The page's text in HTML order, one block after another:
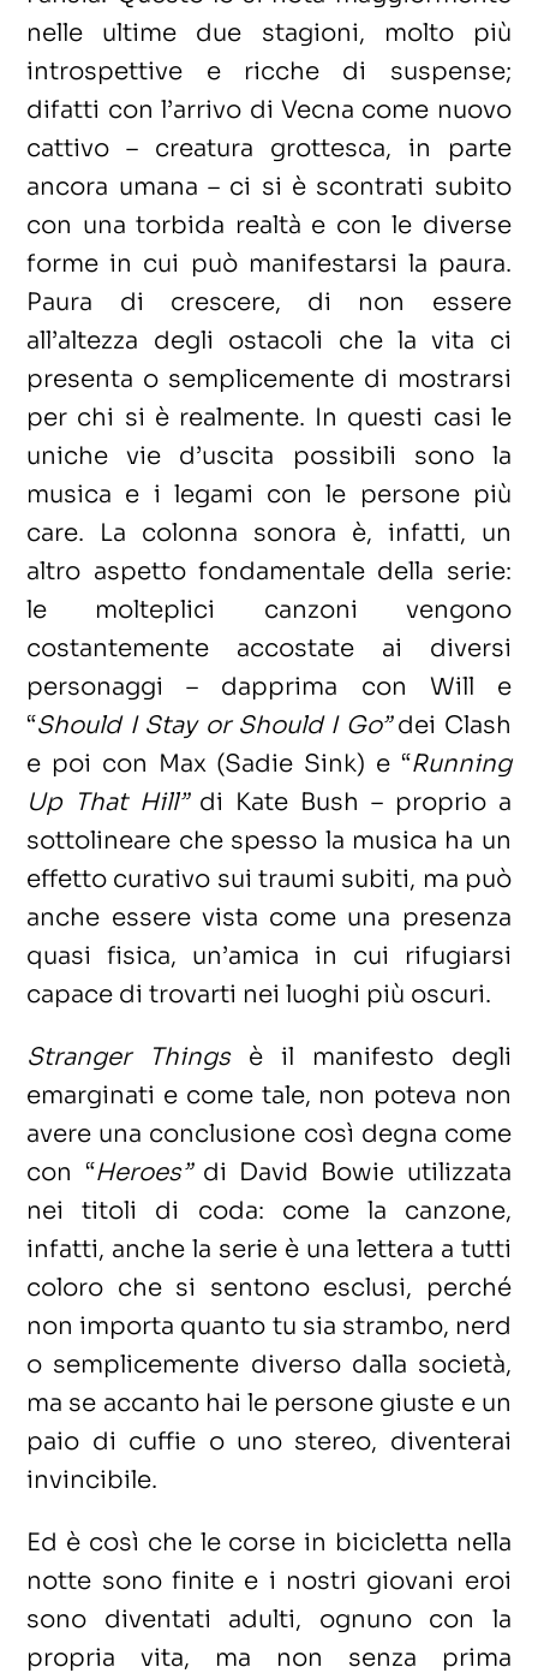
nelle ultime due stagioni, molto più
introspettive e ricche di suspense;
difatti con l’arrivo di Vecna come nuovo
cattivo – creatura grottesca, in parte
ancora umana – ci si è scontrati subito
con una torbida realtà e con le diverse
forme in cui può manifestarsi la paura.
Paura di crescere, di non essere
all’altezza degli ostacoli che la vita ci
presenta o semplicemente di mostrarsi
per chi si è realmente. In questi casi le
uniche vie d’uscita possibili sono la
musica e i legami con le persone più
care. La colonna sonora è, infatti, un
altro aspetto fondamentale della serie:
le molteplici canzoni vengono
costantemente accostate ai diversi
personaggi – dapprima con Will e
“Should I Stay or Should I Go”dei Clash
e poi con Max (Sadie Sink) e “Running
Up That Hill”di Kate Bush – proprio a
sottolineare che spesso la musica ha un
effetto curativo sui traumi subiti, ma può
anche essere vista come una presenza
quasi fisica, un’amica in cui rifugiarsi
capace di trovarti nei luoghi più oscuri.
Stranger Thingsè il manifesto degli
emarginati e come tale, non poteva non
avere una conclusione così degna come
con “Heroes”di David Bowie utilizzata
nei titoli di coda: come la canzone,
infatti, anche la serie è una lettera a tutti
coloro che si sentono esclusi, perché
non importa quanto tu sia strambo, nerd
o semplicemente diverso dalla società,
ma se accanto hai le persone giuste e un
paio di cuffie o uno stereo, diventerai
invincibile.
Ed è così che le corse in bicicletta nella
notte sono finite e i nostri giovani eroi
sono diventati adulti, ognuno con la
propria vita, ma non senza prima